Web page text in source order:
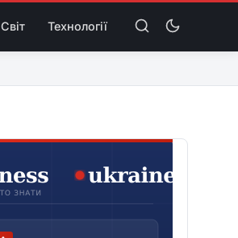
Світ Технології